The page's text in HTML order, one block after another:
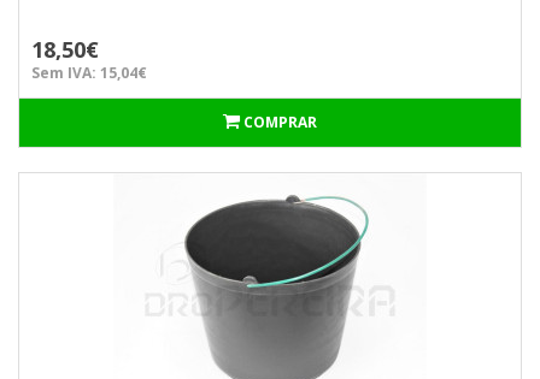
18,50€
Sem IVA: 15,04€
COMPRAR